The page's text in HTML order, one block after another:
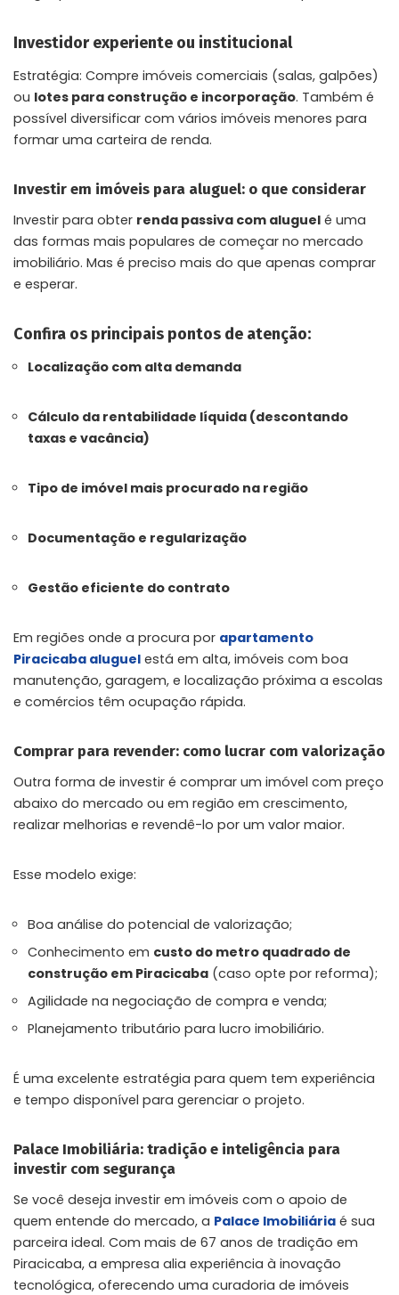
Investidor experiente ou institucional
Estratégia: Compre imóveis comerciais (salas, galpões)
ou lotes para construção e incorporação. Também é
possível diversificar com vários imóveis menores para
formar uma carteira de renda.
Investir em imóveis para aluguel: o que considerar
Investir para obter renda passiva com aluguel é uma
das formas mais populares de começar no mercado
imobiliário. Mas é preciso mais do que apenas comprar
e esperar.
Confira os principais pontos de atenção:
Localização com alta demanda
Cálculo da rentabilidade líquida (descontando
taxas e vacância)
Tipo de imóvel mais procurado na região
Documentação e regularização
Gestão eficiente do contrato
Em regiões onde a procura por apartamento
Piracicaba aluguel está em alta, imóveis com boa
manutenção, garagem, e localização próxima a escolas
e comércios têm ocupação rápida.
Comprar para revender: como lucrar com valorização
Outra forma de investir é comprar um imóvel com preço
abaixo do mercado ou em região em crescimento,
realizar melhorias e revendê-lo por um valor maior.
Esse modelo exige:
Boa análise do potencial de valorização;
Conhecimento em custo do metro quadrado de
construção em Piracicaba (caso opte por reforma);
Agilidade na negociação de compra e venda;
Planejamento tributário para lucro imobiliário.
É uma excelente estratégia para quem tem experiência
e tempo disponível para gerenciar o projeto.
Palace Imobiliária: tradição e inteligência para
investir com segurança
Se você deseja investir em imóveis com o apoio de
quem entende do mercado, a Palace Imobiliária é sua
parceira ideal. Com mais de 67 anos de tradição em
Piracicaba, a empresa alia experiência à inovação
tecnológica, oferecendo uma curadoria de imóveis